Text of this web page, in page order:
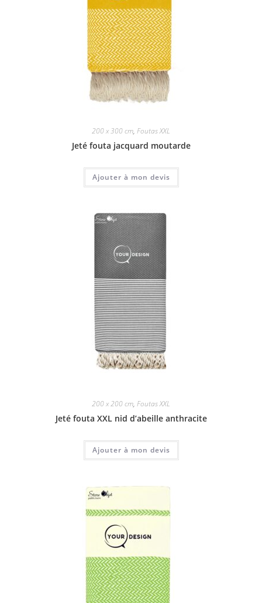
200 x 300 cm, Foutas XXL
Jeté fouta jacquard moutarde
Ajouter à mon devis
200 x 200 cm, Foutas XXL
Jeté fouta XXL nid d’abeille anthracite
Ajouter à mon devis